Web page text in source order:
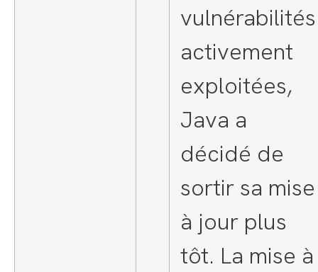
vulnérabilités
activement
exploitées,
Java a
décidé de
sortir sa mise
à jour plus
tôt. La mise à